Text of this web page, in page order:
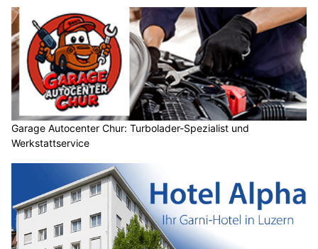
Garage Autocenter Chur: Turbolader-Spezialist und
Werkstattservice